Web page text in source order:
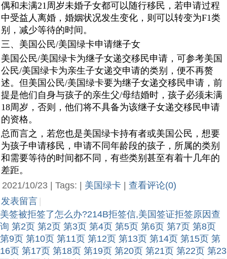
偶和未满21周岁未婚子女都可以随行移民，若申请过程
中受益人离婚，婚姻状况发生变化，则可以转变为F1类
别，减少等待的时间。
三、美国公民/美国绿卡申请继子女
美国公民/美国绿卡为继子女递交移民申请，可参考美国
公民/美国绿卡为亲生子女递交申请的类别，便不再赘
述。但美国公民/美国绿卡要为继子女递交移民申请，前
提是他们自身与孩子的亲生父/母结婚时，孩子必须未满
18周岁，否则，他们将不具备为该继子女递交移民申请
的资格。
总而言之，若您也是美国绿卡持有者或美国公民，想要
为孩子申请移民，申请不同年龄段的孩子，所属的类别
和需要等待的时间都不同，有些类别甚至有着十几年的
差距。
2021/10/23 | Tags: | 美国绿卡
查看评论(0)
发表留言
美签被拒签了怎么办?214B拒签信,美国签证拒签原因查
询 第2页 第2页 第3页 第4页 第5页 第6页 第7页 第8页
第9页 第10页 第11页 第12页 第13页 第14页 第15页 第
16页 第17页 第18页 第19页 第20页 第21页 第22页 第23